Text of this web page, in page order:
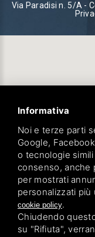
Via Paradisi n. 5/A -
Informativa
Noi e terze parti
Google,
o tecnologie
consenso, anche
per mostrati
personalizzati
cookie policy.
Chiudendo
su "Rifiuta",